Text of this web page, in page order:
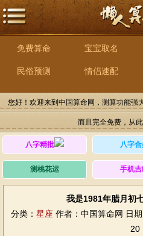
免费算命 宝宝取名
民俗预测 情侣速配
您好！欢迎来到中国算命网，测算功能强
而且完全免费，从
八字精批 八字
测桃花运 手机吉
我是1981年腊月初
分类： 星座 作者：中国算命网 日
20